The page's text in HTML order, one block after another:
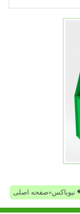
نیوباکس»صفحه اصلی